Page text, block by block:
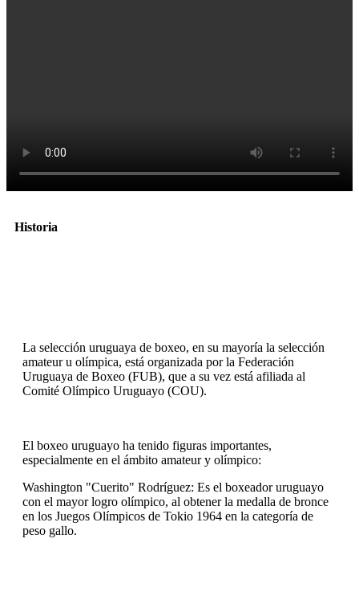
Historia
La selección uruguaya de boxeo, en su mayoría la selección
amateur u olímpica, está organizada por la Federación
Uruguaya de Boxeo (FUB), que a su vez está afiliada al
Comité Olímpico Uruguayo (COU).
El boxeo uruguayo ha tenido figuras importantes,
especialmente en el ámbito amateur y olímpico:
Washington "Cuerito" Rodríguez: Es el boxeador uruguayo
con el mayor logro olímpico, al obtener la medalla de bronce
en los Juegos Olímpicos de Tokio 1964 en la categoría de
peso gallo.